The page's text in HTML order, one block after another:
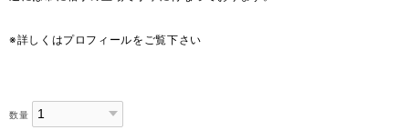
※詳しくはプロフィールをご覧下さい
数量